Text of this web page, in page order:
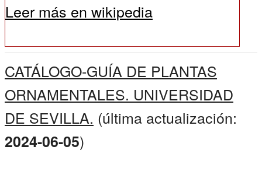
Leer más en wikipedia
CATÁLOGO-GUÍA DE PLANTAS
ORNAMENTALES. UNIVERSIDAD
DE SEVILLA. (última actualización:
2024-06-05)